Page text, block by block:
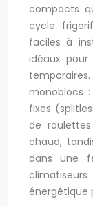
compacts
cycle
faciles à
idéaux
monoblocs
fixes
de
chaud,
dans une
énergétique